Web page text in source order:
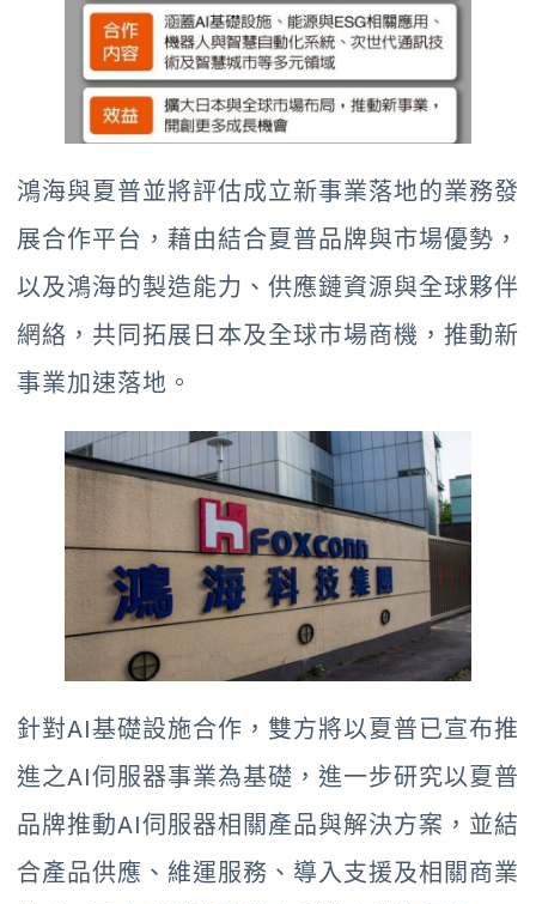
鴻海與夏普並將評估成立新事業落地的業務發
展合作平台，藉由結合夏普品牌與市場優勢，
以及鴻海的製造能力、供應鏈資源與全球夥伴
網絡，共同拓展日本及全球市場商機，推動新
事業加速落地。
針對AI基礎設施合作，雙方將以夏普已宣布推
進之AI伺服器事業為基礎，進一步研究以夏普
品牌推動AI伺服器相關產品與解決方案，並結
合產品供應、維運服務、導入支援及相關商業